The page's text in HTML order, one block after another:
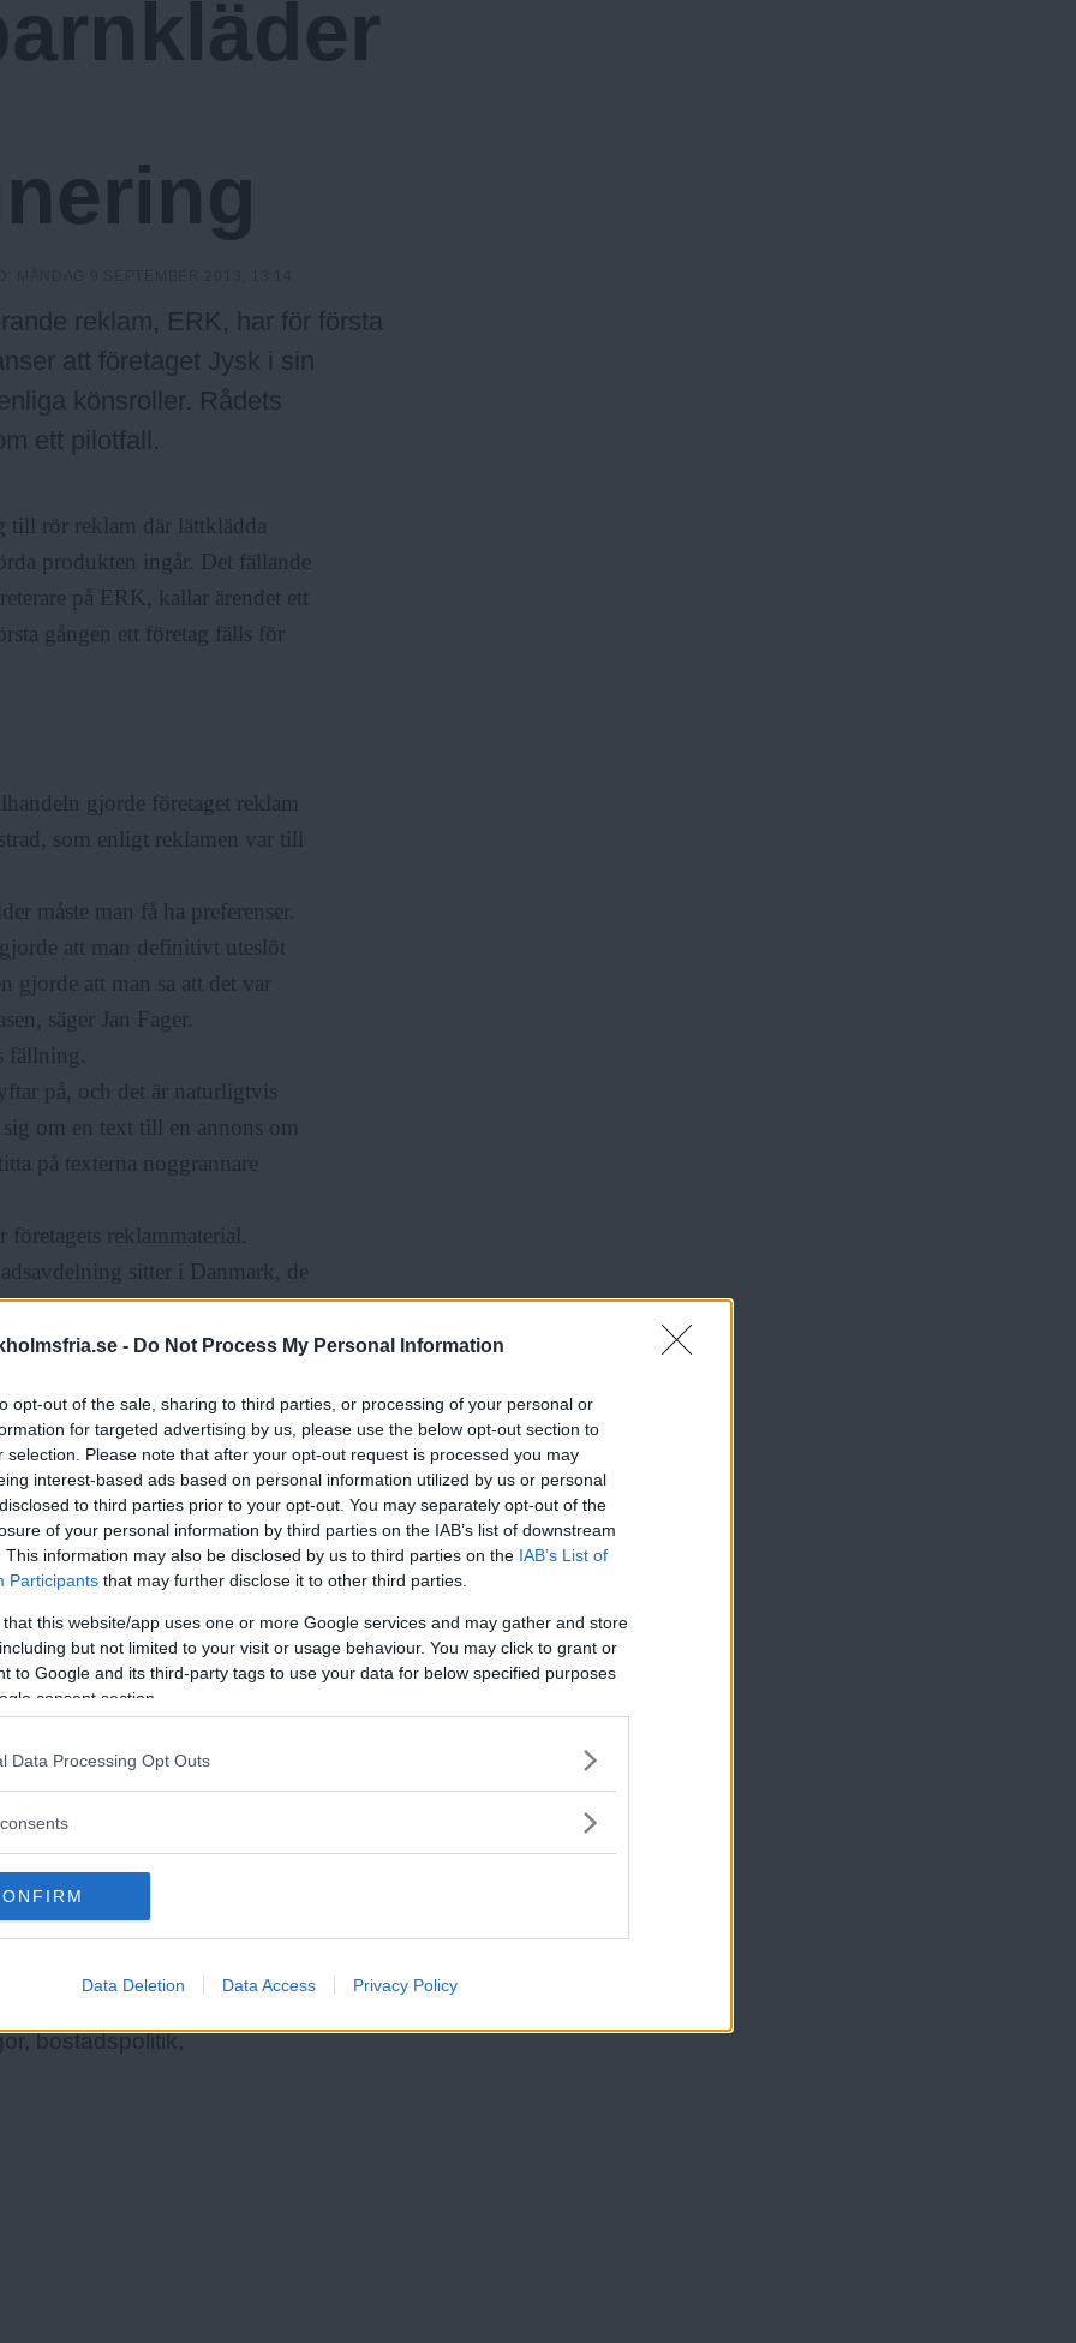
- Do Not Process My Personal Information
opt-out of the sale, sharing to third parties, or processing of your personal or
for targeted advertising by us, please use the below opt-out section to
selection. Please note that after your opt-out request is processed you may
interest-based ads based on personal information utilized by us or personal
to third parties prior to your opt-out. You may separately opt-out of the
of your personal information by third parties on the IAB’s list of downstream
This information may also be disclosed by us to third parties on the IAB’s List of
Participants that may further disclose it to other third parties.
that this website/app uses one or more Google services and may gather and store
but not limited to your visit or usage behaviour. You may click to grant or
to Google and its third-party tags to use your data for below specified purposes
consent section.
Data Processing Opt Outs
Data Deletion Data Access Privacy Policy
Läs Frias efterträdare!
Syreär Sveriges enda gröna dagstidning som
finns både digitalt och i tryck.
reklam, ERK, har för första
att företaget Jysk i sin
könsroller. Rådets
ett pilotfall.
till rör reklam där lättklädda
produkten ingår. Det fällande
på ERK, kallar ärendet ett
gången ett företag fälls för
gjorde företaget reklam
som enligt reklamen var till
måste man få ha preferenser.
att man definitivt uteslöt
gjorde att man sa att det var
säger Jan Fager.
fällning.
på, och det är naturligtvis
om en text till en annons om
på texterna noggrannare
reklammaterial.
sitter i Danmark, de
titta på det.
Moonkids, som
utbud som präglat
finns det en rörelse åt andra
återförsäljare i fyra länder, och
den senaste tiden.
trötta på uppdelningen och
Där handlar kläderna mer
har å sin sida mycket
juridisk instans. Men Jan
metoden att hänga ut företagen
företag vi fäller. Väldigt
anmälda för sådant här.
bostadspolitik,